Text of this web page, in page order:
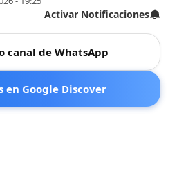
Activar Notificaciones
canal de WhatsApp
en Google Discover